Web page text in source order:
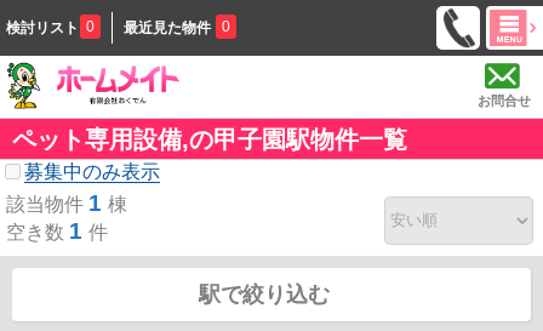
検討リスト 0 最近見た物件 0
お問合せ
ペット専用設備,の甲子園駅物件一覧
募集中のみ表示
該当物件 1 棟
空き数 1 件
駅で絞り込む